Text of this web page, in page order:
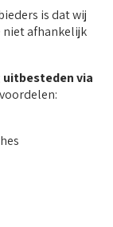
is dat wij
niet afhankelijk
via